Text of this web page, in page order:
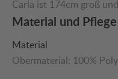
Carla ist 174cm groß
Material und Pflege
Material
Obermaterial: 100%